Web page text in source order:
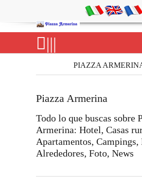
|||
PIAZZA
Piazza Armerina
Todo lo que buscas sobre
Armerina: Hotel, Casas
Apartamentos, Campings,
Alrededores, Foto, News